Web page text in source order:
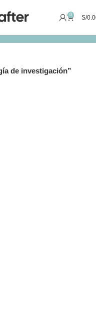
0 S/
de investigación”